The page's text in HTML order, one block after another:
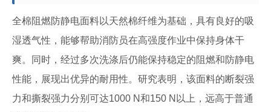
全棉阻燃防静电面料以天然棉纤维为基础，具有良好的吸
湿透气性，能够帮助消防员在高强度作业中保持身体干
爽。同时，经过多次洗涤后仍能保持稳定的阻燃和防静电
性能，展现出优异的耐用性。研究表明，该面料的断裂强
力和撕裂强力分别可达1000 N和150 N以上，远高于普通